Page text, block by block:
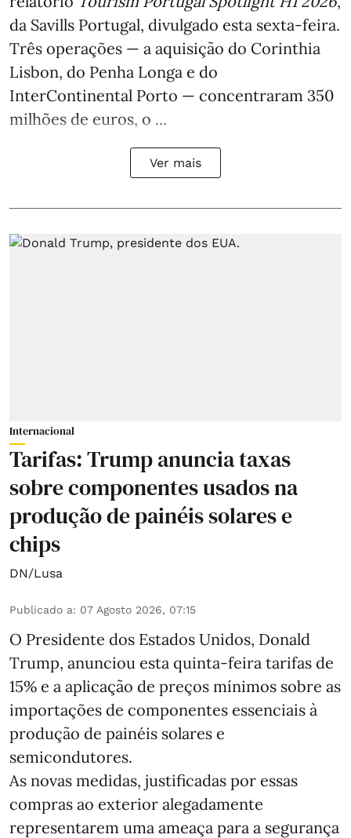
da Savills Portugal, divulgado esta sexta-feira.
Três operações — a aquisição do Corinthia
Lisbon, do Penha Longa e do
InterContinental Porto — concentraram 350
milhões de euros, o ...
Ver mais
Internacional
Tarifas: Trump anuncia taxas
sobre componentes usados na
produção de painéis solares e
chips
DN/Lusa
Publicado a: 07 Agosto 2026, 07:15
O Presidente dos Estados Unidos, Donald
Trump, anunciou esta quinta-feira tarifas de
15% e a aplicação de preços mínimos sobre as
importações de componentes essenciais à
produção de painéis solares e
semicondutores.
As novas medidas, justificadas por essas
compras ao exterior alegadamente
representarem uma ameaça para a segurança